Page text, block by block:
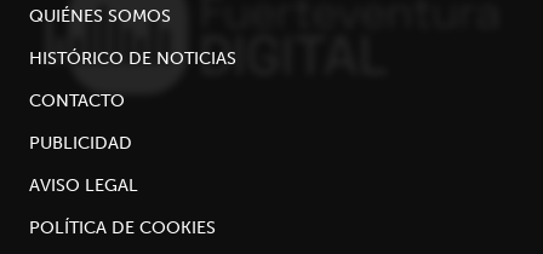
QUIÉNES SOMOS
HISTÓRICO DE NOTICIAS
CONTACTO
PUBLICIDAD
AVISO LEGAL
POLÍTICA DE COOKIES